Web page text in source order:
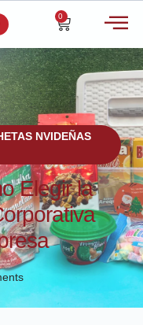
0
NVIDEÑAS
Elegir la